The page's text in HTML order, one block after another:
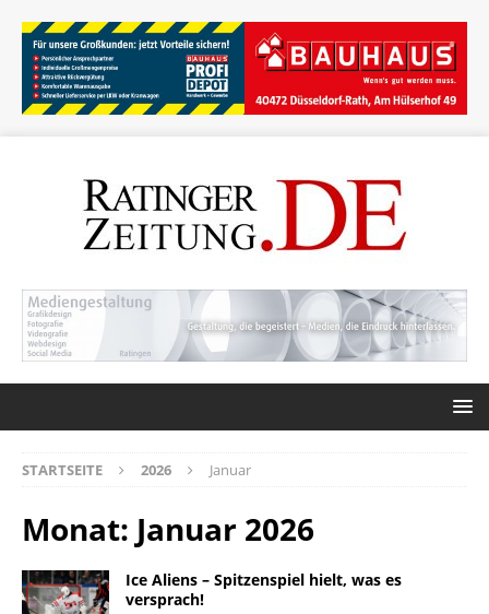
STARTSEITE 2026 Januar
Monat: Januar 2026
Ice Aliens – Spitzenspiel hielt, was es
versprach!